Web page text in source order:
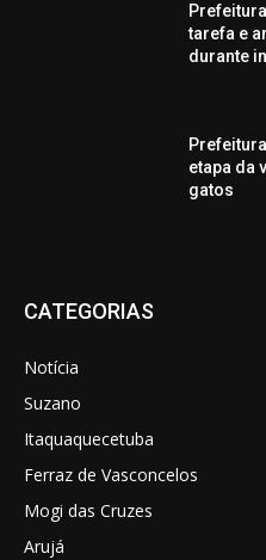
tarefa e
durante
etapa da
gatos
CATEGORIAS
Notícia
Suzano
Itaquaquecetuba
Ferraz de Vasconcelos
Mogi das Cruzes
Arujá